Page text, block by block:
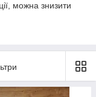
можна знизити
та купити
нас можна
Крім того,
країни.